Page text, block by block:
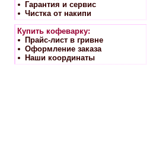
Гарантия и сервис
Чистка от накипи
Купить кофеварку:
Прайс-лист в гривне
Оформление заказа
Наши координаты